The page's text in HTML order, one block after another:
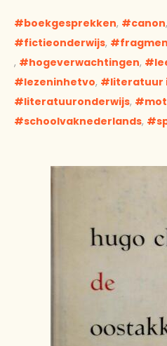
boekgesprekken, canon,
fictieonderwijs,
,
hogeverwachtingen,
lezeninhetvo, literatuur
literatuuronderwijs,
schoolvaknederlands,